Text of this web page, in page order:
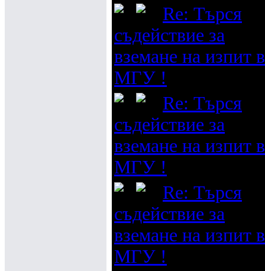
Re: Търся
съдействие за
вземане на изпит в
МГУ !
Re: Търся
съдействие за
вземане на изпит в
МГУ !
Re: Търся
съдействие за
вземане на изпит в
МГУ !